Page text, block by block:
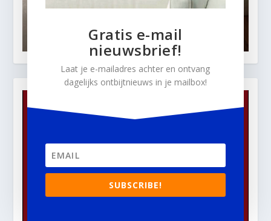
Gratis e-mail
nieuwsbrief!
Laat je e-mailadres achter en ontvang
dagelijks ontbijtnieuws in je mailbox!
SUBSCRIBE!